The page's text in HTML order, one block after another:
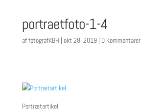
portraetfoto-1-4
affotografKBH | okt 28, 2019| 0 Kommentarer
Portrætartikel